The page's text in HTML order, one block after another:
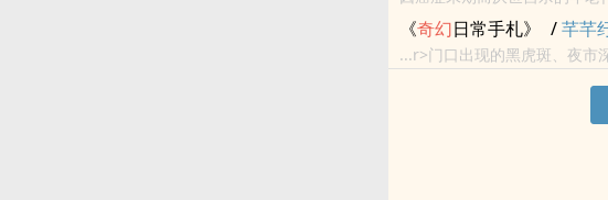
雄「黑鹰」。
《奇幻日常手札》 /芊芊
...r>门口出现的黑虎斑、夜
日常手札》